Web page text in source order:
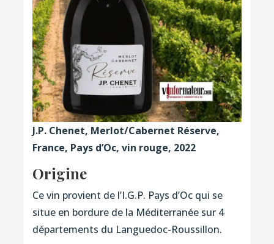
J.P. Chenet, Merlot/Cabernet Réserve,
France, Pays d’Oc, vin rouge, 2022
Origine
Ce vin provient de l’I.G.P. Pays d’Oc qui se
situe en bordure de la Méditerranée sur 4
départements du Languedoc-Roussillon.